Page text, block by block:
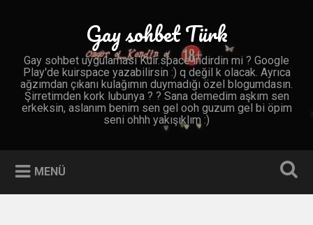
Gay sohbet Türk
Gay sohbet uygulaması Kuir.space indirdin mi ? Google
Play'de kuirspace yazabilirsin :) q değil k olacak. Ayrıca
ağzımdan çıkanı kulağımın duymadığı özel blogumdasın.
Şirretimden kork lubunya ? ? Sana demedim aşkım sen
erkeksin, aslanım benim sen gel ooh guzum gel bi öpim
seni ohhh yakışıklım :)
MENÜ